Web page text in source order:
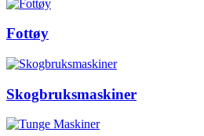
Fottøy
Skogbruksmaskiner